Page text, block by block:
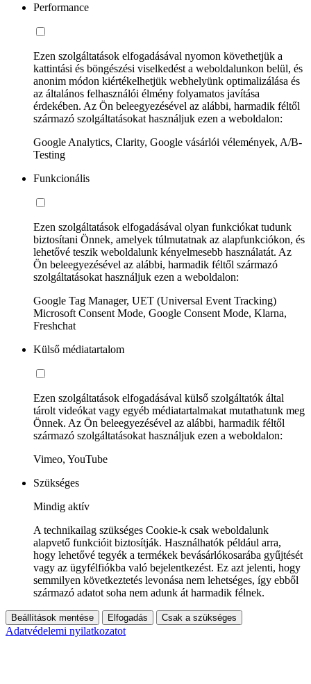
Performance
Ezen szolgáltatások elfogadásával nyomon követhetjük a
kattintási és böngészési viselkedést a weboldalunkon belül, és
anonim módon kiértékelhetjük webhelyünk optimalizálása és
az általános felhasználói élmény folyamatos javítása
érdekében. Az Ön beleegyezésével az alábbi, harmadik féltől
származó szolgáltatásokat használjuk ezen a weboldalon:
Google Analytics, Clarity, Google vásárlói vélemények, A/B-
Testing
Funkcionális
Ezen szolgáltatások elfogadásával olyan funkciókat tudunk
biztosítani Önnek, amelyek túlmutatnak az alapfunkciókon, és
lehetővé teszik weboldalunk kényelmesebb használatát. Az
Ön beleegyezésével az alábbi, harmadik féltől származó
szolgáltatásokat használjuk ezen a weboldalon:
Google Tag Manager, UET (Universal Event Tracking)
Microsoft Consent Mode, Google Consent Mode, Klarna,
Freshchat
Külső médiatartalom
Ezen szolgáltatások elfogadásával külső szolgáltatók által
tárolt videókat vagy egyéb médiatartalmakat mutathatunk meg
Önnek. Az Ön beleegyezésével az alábbi, harmadik féltől
származó szolgáltatásokat használjuk ezen a weboldalon:
Vimeo, YouTube
Szükséges
Mindig aktív
A technikailag szükséges Cookie-k csak weboldalunk
alapvető funkcióit biztosítják. Használhatók például arra,
hogy lehetővé tegyék a termékek bevásárlókosarába gyűjtését
vagy az ügyfélfiókba való bejelentkezést. Ez azt jelenti, hogy
semmilyen következtetés levonása nem lehetséges, így ebből
származó adatot soha nem adunk át harmadik félnek.
Beállítások mentése Elfogadás Csak a szükséges
Adatvédelemi nyilatkozatot